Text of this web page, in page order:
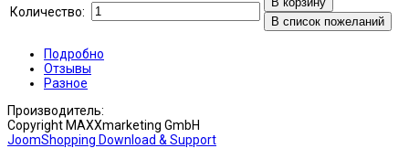
Количество:
В список пожеланий
Подробно
Отзывы
Разное
Производитель:
Copyright MAXXmarketing GmbH
JoomShopping Download & Support